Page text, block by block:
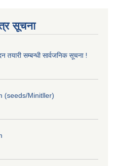
सूचना
तयारी सम्बन्धी सार्वजनिक सूचना !
(seeds/Minitller)